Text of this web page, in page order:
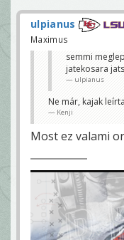
ulpianus
Maximus
semmi
jatekosara
ulpianus
Ne már, kajak
Kenji
Most ez valami